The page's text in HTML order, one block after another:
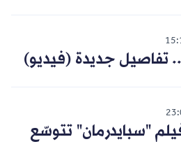
تفاصيل جديدة (فيديو)
"سبايدرمان" تتوسّع